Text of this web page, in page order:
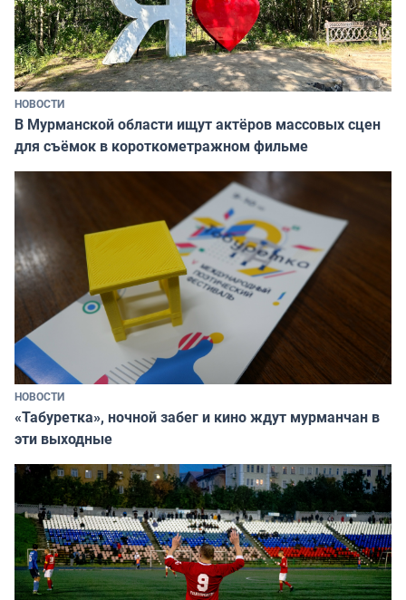
НОВОСТИ
В Мурманской области ищут актёров массовых сцен
для съёмок в короткометражном фильме
НОВОСТИ
«Табуретка», ночной забег и кино ждут мурманчан в
эти выходные